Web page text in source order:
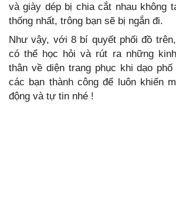
và giày dép bị chia cắt nhau không
thống nhất, trông bạn sẽ bị ngắn đi.
Như vậy, với 8 bí quyết phối đồ
có thể học hỏi và rút ra những
thân về diện trang phục khi dạo
các bạn thành công để luôn khiến
động và tự tin nhé !